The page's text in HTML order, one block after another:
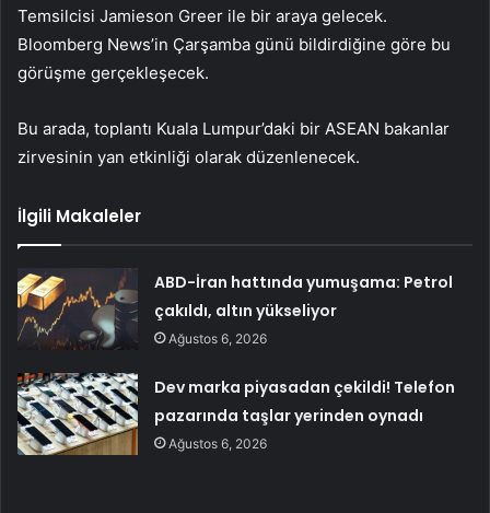
Temsilcisi Jamieson Greer ile bir araya gelecek.
Bloomberg News’in Çarşamba günü bildirdiğine göre bu
görüşme gerçekleşecek.
Bu arada, toplantı Kuala Lumpur’daki bir ASEAN bakanlar
zirvesinin yan etkinliği olarak düzenlenecek.
İlgili Makaleler
ABD-İran hattında yumuşama: Petrol
çakıldı, altın yükseliyor
Ağustos 6, 2026
Dev marka piyasadan çekildi! Telefon
pazarında taşlar yerinden oynadı
Ağustos 6, 2026